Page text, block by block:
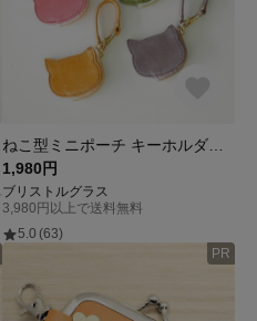
1,980円
ブリストルグラス
3,980円以上で送料無料
5.0 (63)
PR